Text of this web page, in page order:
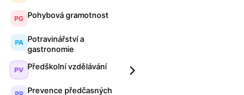
PG Pohybová gramotnost
PA Potravinářství a
gastronomie
PV Předškolní vzdělávání
Prevence předčasných